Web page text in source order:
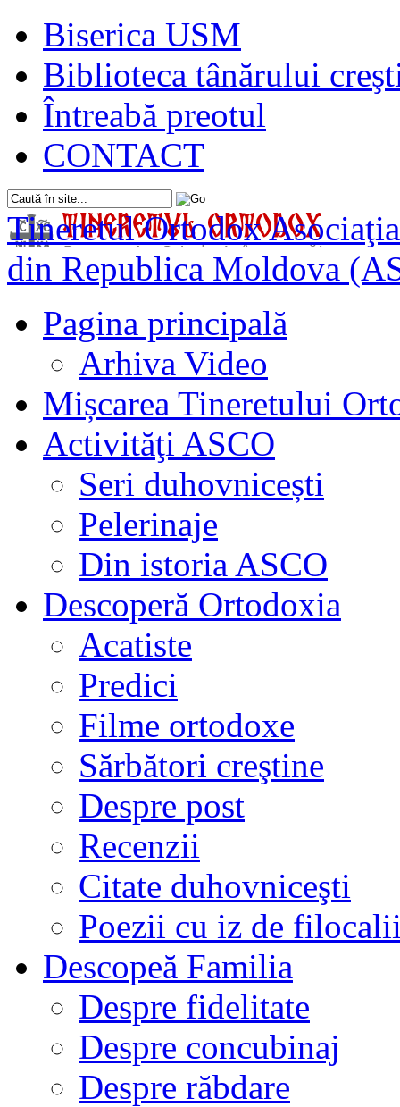
Biserica USM
Biblioteca tânărului
Întreabă preotul
CONTACT
Tineretul Ortodox
din Republica Moldova
Pagina principală
Arhiva Video
Mișcarea Tineretului
Activităţi ASCO
Seri duhovnicești
Pelerinaje
Din istoria ASCO
Descoperă Ortodoxia
Acatiste
Predici
Filme ortodoxe
Sărbători creştine
Despre post
Recenzii
Citate duhovniceşti
Poezii cu iz de
Descopeă Familia
Despre fidelitate
Despre concubinaj
Despre răbdare